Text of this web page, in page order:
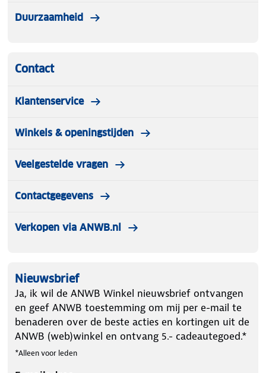
Duurzaamheid
Contact
Klantenservice
Winkels & openingstijden
Veelgestelde vragen
Contactgegevens
Verkopen via ANWB.nl
Nieuwsbrief
Ja, ik wil de ANWB Winkel nieuwsbrief ontvangen
en geef ANWB toestemming om mij per e-mail te
benaderen over de beste acties en kortingen uit de
ANWB (web)winkel en ontvang 5.- cadeautegoed.*
*Alleen voor leden